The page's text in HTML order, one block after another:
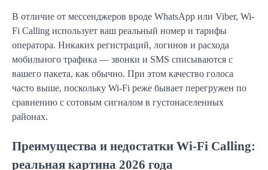
В отличие от мессенджеров вроде WhatsApp или Viber, Wi-
Fi Calling использует ваш реальный номер и тарифы
оператора. Никаких регистраций, логинов и расхода
мобильного трафика — звонки и SMS списываются с
вашего пакета, как обычно. При этом качество голоса
часто выше, поскольку Wi-Fi реже бывает перегружен по
сравнению с сотовым сигналом в густонаселенных
районах.
Преимущества и недостатки Wi-Fi Calling:
реальная картина 2026 года